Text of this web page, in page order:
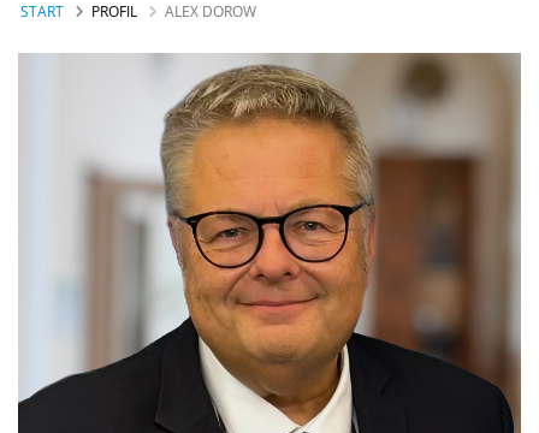
START PROFIL ALEX DOROW